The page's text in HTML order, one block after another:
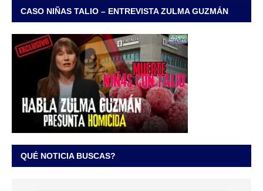
CASO NIÑAS TALIO – ENTREVISTA ZULMA GUZMÁN
QUÉ NOTICIA BUSCAS?